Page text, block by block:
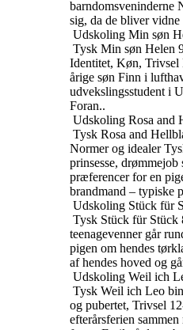
barndomsveninderne
sig, da de bliver vidne
Udskoling Min søn
Tysk Min søn Helen
Identitet, Køn, Trivsel
årige søn Finn i
udvekslingsstudent i
Foran..
Udskoling Rosa and
Tysk Rosa and
Normer og idealer
prinsesse,
præferencer for en
brandmand – typiske
Udskoling Stück für
Tysk Stück für Stück
teenagevenner går
pigen om hendes
af ​​hendes hoved og
Udskoling Weil ich
Tysk Weil ich Leo bin
og pubertet, Trivsel
efterårsferien